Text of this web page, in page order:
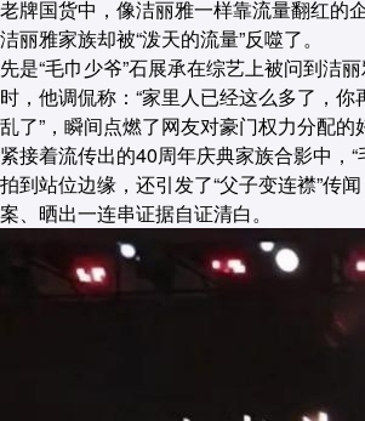
老牌国货中，像洁丽雅一样靠流量翻红的
洁丽雅家族却被“泼天的流量”反噬了。
先是“毛巾少爷”石展承在综艺上被问到洁
时，他调侃称：“家里人已经这么多了，
乱了”，瞬间点燃了网友对豪门权力分配的
紧接着流传出的40周年庆典家族合影中，“
拍到站位边缘，还引发了“父子变连襟”传
案、晒出一连串证据自证清白。